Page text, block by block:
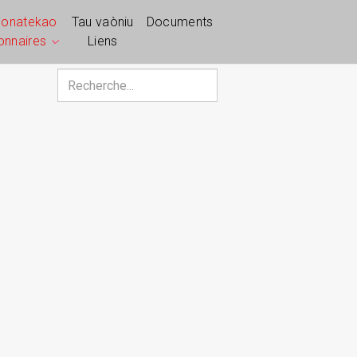
Tau vaòniu
Liens
Documents
Rechercher